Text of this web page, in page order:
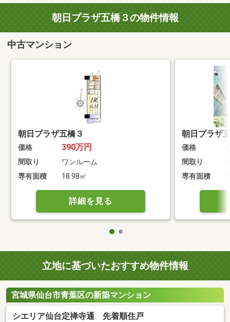
朝日プラザ五橋３の物件情報
中古マンション
朝日プラザ五橋３
価格 390万円
間取り
ワンルーム
専有面積
18.98㎡
詳細を見る
朝日プラザ
価格
間取り
専有面積
立地に基づいたおすすめ物件情報
宮城県仙台市青葉区の新築マンション
シエリア仙台定禅寺通 先着順住戸